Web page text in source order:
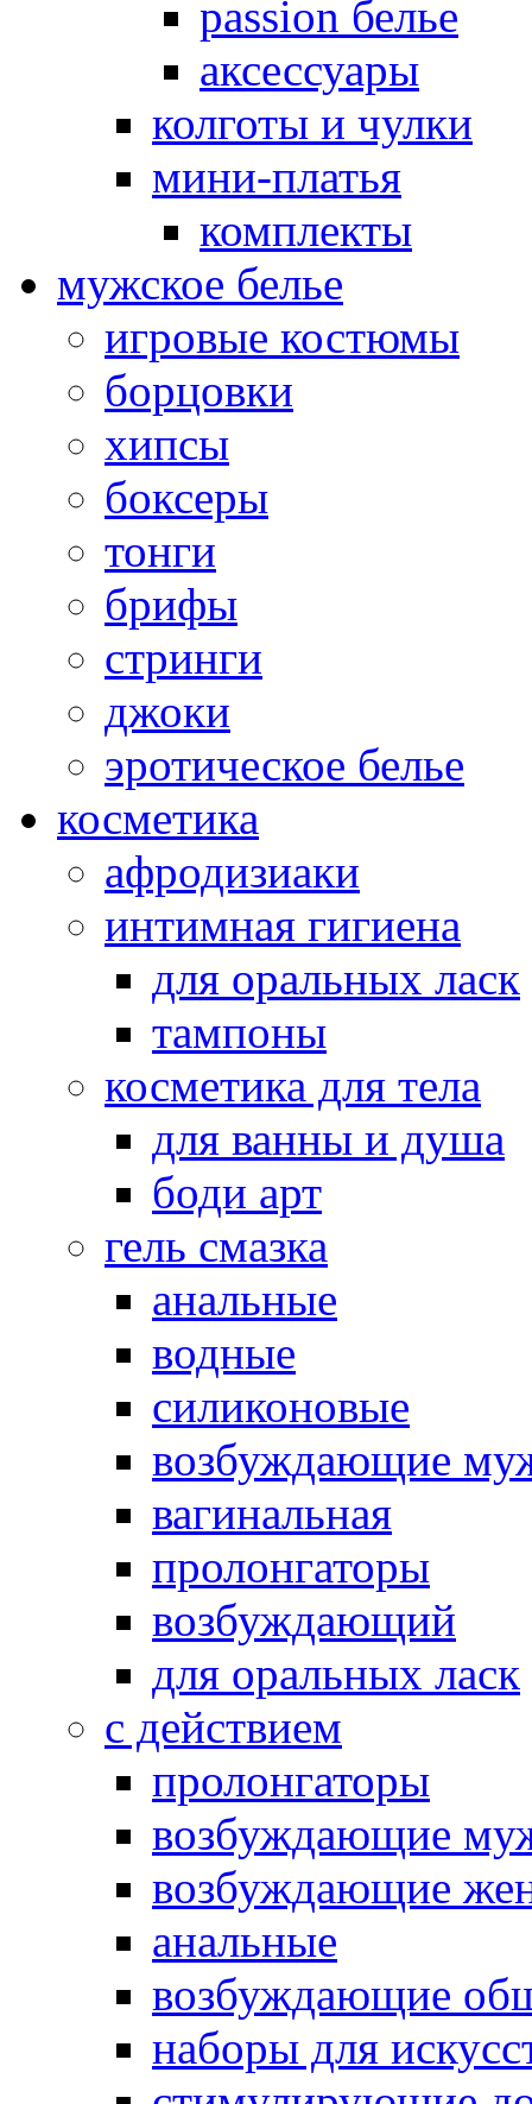
passion белье
аксессуары
колготы и чулки
мини-платья
комплекты
мужское белье
игровые костюмы
борцовки
хипсы
боксеры
тонги
брифы
стринги
джоки
эротическое белье
косметика
афродизиаки
интимная гигиена
для оральных ласк
тампоны
косметика для тела
для ванны и душа
боди арт
гель смазка
анальные
водные
силиконовые
возбуждающие
вагинальная
пролонгаторы
возбуждающий
для оральных ласк
с действием
пролонгаторы
возбуждающие
возбуждающие
анальные
возбуждающие
наборы для